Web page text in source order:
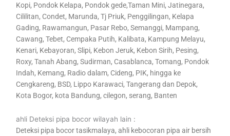
Kopi, Pondok Kelapa, Pondok gede,Taman Mini, Jatinegara,
Cililitan, Condet, Marunda, Tj Priuk, Penggilingan, Kelapa
Gading, Rawamangun, Pasar Rebo, Semanggi, Mampang,
Cawang, Tebet, Cempaka Putih, Kalibata, Kampung Melayu,
Kenari, Kebayoran, Slipi, Kebon Jeruk, Kebon Sirih, Pesing,
Roxy, Tanah Abang, Sudirman, Casablanca, Tomang, Pondok
Indah, Kemang, Radio dalam, Cideng, PIK, hingga ke
Cengkareng, BSD, Lippo Karawaci, Tangerang dan Depok,
Kota Bogor, kota Bandung, cilegon, serang, Banten
ahli Deteksi pipa bocor wilayah lain :
Deteksi pipa bocor tasikmalaya, ahli kebocoran pipa air bersih